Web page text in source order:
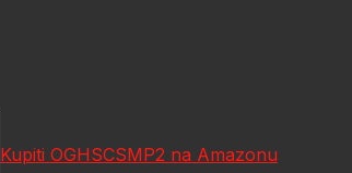
Kupiti OGHSCSMP2 na Amazonu